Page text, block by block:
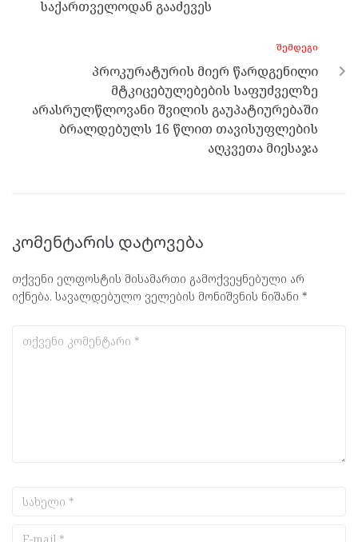
საქართველოდან გააძევეს
ᲨᲔᲛᲓᲔᲒᲘ
პროკურატურის მიერ წარდგენილი
მტკიცებულებების საფუძველზე
არასრულწლოვანი შვილის გაუპატიურებაში
ბრალდებულს 16 წლით თავისუფლების
აღკვეთა მიესაჯა
კომენტარის დატოვება
თქვენი ელფოსტის მისამართი გამოქვეყნებული არ
იქნება. სავალდებულო ველების მონიშვნის ნიშანი *